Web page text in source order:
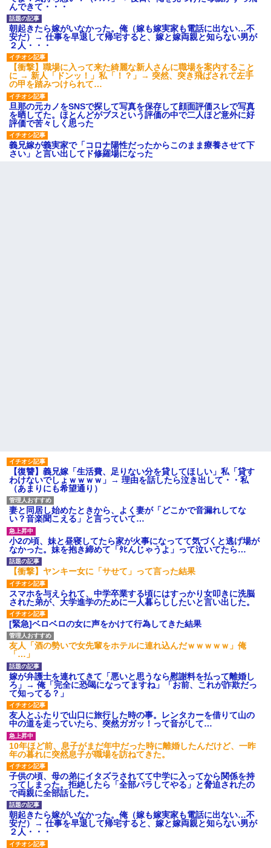
んできて・・・
朝起きたら嫁がいなかった。俺（嫁も嫁実家も電話に出ない…不
安だ）→ 仕事を早退して帰宅すると、嫁と嫁両親と知らない男が
２人・・・
【衝撃】職場に入って来た綺麗な新人さんに職場を案内すること
に → 新人「ドンッ！」私「！？」→ 突然、突き飛ばされて左手
の甲を踏みつけられて…
旦那の元カノをSNSで探して写真を保存して顔面評価スレで写真
を晒してた。ほとんどがブスという評価の中で二人ほど意外に好
評価で苦々しく思った
義兄嫁が義実家で「コロナ陽性だったからこのまま療養させて下
さい」と言い出してド修羅場になった
【復讐】義兄嫁「生活費、足りない分を貸してほしい」私「貸す
わけないでしょｗｗｗｗ」→ 理由を話したら泣き出して・・私
（あまりにも希望通り）
妻と同居し始めたときから、よく妻が「どこかで音漏れしてな
い？音楽聞こえる」と言っていて…
小2の頃、妹と昼寝してたら家が火事になってて気づくと逃げ場が
なかった。妹を抱き締めて「ﾀﾋんじゃうよ」って泣いてたら…
【衝撃】ヤンキー女に「サせて」って言った結果
スマホを与えられて、中学卒業する頃にはすっかり女叩きに洗脳
された弟が、大学進学のために一人暮らししたいと言い出した。
[緊急]ベロベロの女に声をかけて行為してきた結果
友人「酒の勢いで女先輩をホテルに連れ込んだｗｗｗｗｗ」俺
「…」
嫁が弁護士を連れてきて「悪いと思うなら慰謝料を払って離婚し
ろ」→ 俺「完全に恐喝になってますね」「お前、これが詐欺だっ
て知ってる？」
友人とふたりで山口に旅行した時の事。レンタカーを借りて山の
中の道を走っていたら、突然ガガッ！って音がして…
10年ほど前、息子がまだ年中だった時に離婚したんだけど、一昨
年の暮れに突然息子が職場を訪ねてきた。
子供の頃、母の弟にイタズラされてて中学に入ってから関係を持
ってしまった。拒絶したら「全部バラしてやる」と脅迫されたの
で両親に全部話した。
朝起きたら嫁がいなかった。俺（嫁も嫁実家も電話に出ない…不
安だ）→ 仕事を早退して帰宅すると、嫁と嫁両親と知らない男が
２人・・・